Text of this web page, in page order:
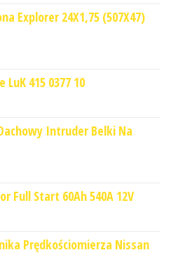
Explorer 24X1,75 (507X47)
LuK 415 0377 10
Intruder Belki Na
Full Start 60Ah 540A 12V
Prędkościomierza Nissan